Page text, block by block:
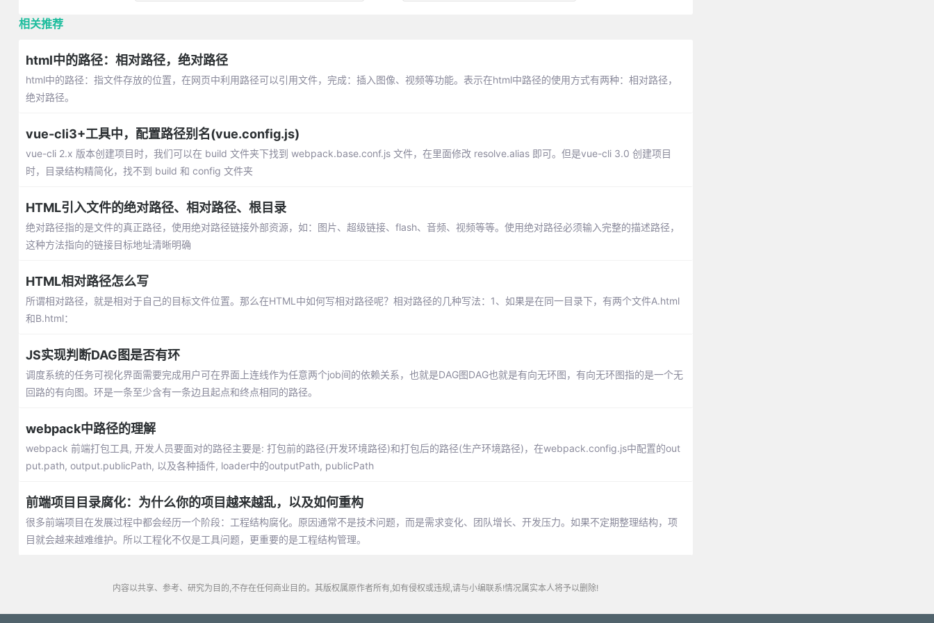
相关推荐
html中的路径：相对路径，绝对路径
html中的路径：指文件存放的位置，在网页中利用路径可以引用文件，完成：插入图像、视频等功能。表示在html中路径的使用方式有两种：相对路径，
绝对路径。
vue-cli3+工具中，配置路径别名(vue.config.js)
vue-cli 2.x 版本创建项目时，我们可以在 build 文件夹下找到 webpack.base.conf.js 文件，在里面修改 resolve.alias 即可。但是vue-cli 3.0 创建项目
时，目录结构精简化，找不到 build 和 config 文件夹
HTML引入文件的绝对路径、相对路径、根目录
绝对路径指的是文件的真正路径，使用绝对路径链接外部资源，如：图片、超级链接、flash、音频、视频等等。使用绝对路径必须输入完整的描述路径，
这种方法指向的链接目标地址清晰明确
HTML相对路径怎么写
所谓相对路径，就是相对于自己的目标文件位置。那么在HTML中如何写相对路径呢？相对路径的几种写法：1、如果是在同一目录下，有两个文件A.html
和B.html：
JS实现判断DAG图是否有环
调度系统的任务可视化界面需要完成用户可在界面上连线作为任意两个job间的依赖关系，也就是DAG图DAG也就是有向无环图，有向无环图指的是一个无
回路的有向图。环是一条至少含有一条边且起点和终点相同的路径。
webpack中路径的理解
webpack 前端打包工具, 开发人员要面对的路径主要是: 打包前的路径(开发环境路径)和打包后的路径(生产环境路径)，在webpack.config.js中配置的out
put.path, output.publicPath, 以及各种插件, loader中的outputPath, publicPath
前端项目目录腐化：为什么你的项目越来越乱，以及如何重构
很多前端项目在发展过程中都会经历一个阶段：工程结构腐化。原因通常不是技术问题，而是需求变化、团队增长、开发压力。如果不定期整理结构，项
目就会越来越难维护。所以工程化不仅是工具问题，更重要的是工程结构管理。
内容以共享、参考、研究为目的,不存在任何商业目的。其版权属原作者所有,如有侵权或违规,请与小编联系!情况属实本人将予以删除!